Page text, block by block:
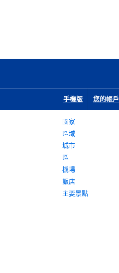
手機版 您的帳戶
國家
區域
城市
區
機場
飯店
主要景點